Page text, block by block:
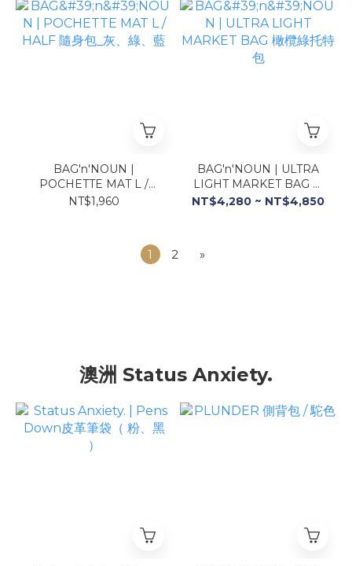
BAG'n'NOUN |
POCHETTE MAT L /
HALF 隨身包_灰、綠、藍
NT$1,960
BAG'n'NOUN | ULTRA
LIGHT MARKET BAG 橄
欖綠托特包
NT$4,280 ~ NT$4,850
1 2 »
澳洲 Status Anxiety.